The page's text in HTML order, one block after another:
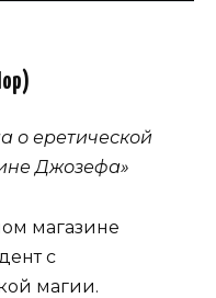
о еретической
Джозефа»
магазине
с
магии.